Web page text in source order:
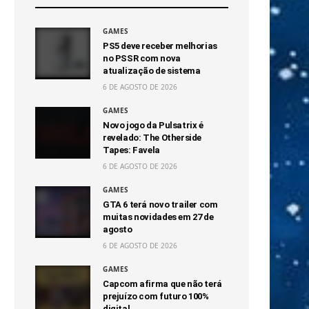
GAMES
PS5 deve receber melhorias
no PSSR com nova
atualização de sistema
6 DE AGOSTO DE 2026
GAMES
Novo jogo da Pulsatrix é
revelado: The Otherside
Tapes: Favela
6 DE AGOSTO DE 2026
GAMES
GTA 6 terá novo trailer com
muitas novidades em 27 de
agosto
6 DE AGOSTO DE 2026
GAMES
Capcom afirma que não terá
prejuízo com futuro 100%